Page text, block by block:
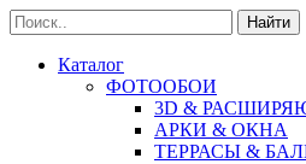
Найти
Каталог
ФОТООБОИ
3D &
АРКИ & ОКНА
ТЕРРАСЫ &